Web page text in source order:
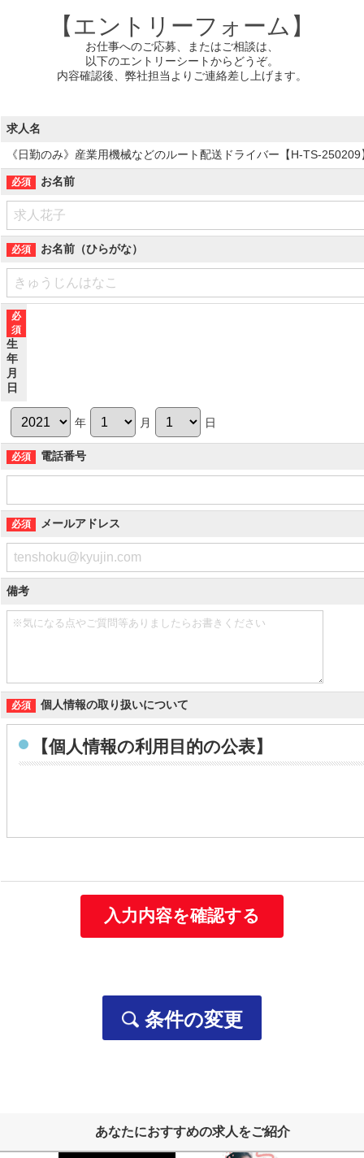
【エントリーフォーム】
お仕事へのご応募、またはご相談は、
以下のエントリーシートからどうぞ。
内容確認後、弊社担当よりご連絡差し上げます。
求人名
《日勤のみ》産業用機械などのルート配送ドライバー【H-TS-250209
お名前
お名前（ひらがな）
生
年
月
日
年 月 日
電話番号
メールアドレス
備考
個人情報の取り扱いについて
【個人情報の利用目的の公表】
当社は取得する個人情報を以下に示す目的で利用いたします。
・ご要望いただいた資料の送付などに利用します。
採用応募者の個人情報
・法律で特定された「社会保険手続き」、「税務処理」な
条件の変更
あなたにおすすめの求人をご紹介